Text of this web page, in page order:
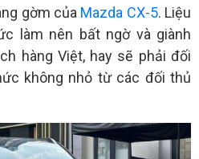
gờm của Mazda CX-5. Liệu
làm nên bất ngờ và giành
hàng Việt, hay sẽ phải đối
không nhỏ từ các đối thủ